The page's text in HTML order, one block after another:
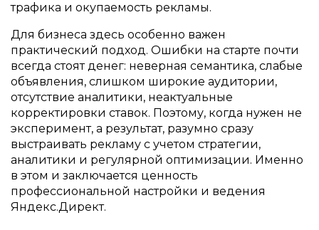
трафика и окупаемость рекламы.
Для бизнеса здесь особенно важен
практический подход. Ошибки на старте почти
всегда стоят денег: неверная семантика, слабые
объявления, слишком широкие аудитории,
отсутствие аналитики, неактуальные
корректировки ставок. Поэтому, когда нужен не
эксперимент, а результат, разумно сразу
выстраивать рекламу с учетом стратегии,
аналитики и регулярной оптимизации. Именно
в этом и заключается ценность
профессиональной настройки и ведения
Яндекс.Директ.